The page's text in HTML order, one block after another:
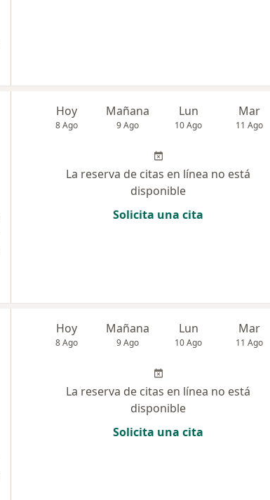
Hoy
8 Ago
Mañana
9 Ago
Lun
10 Ago
Mar
11 Ago
La reserva de citas en línea no está
disponible
Solicita una cita
Hoy
8 Ago
Mañana
9 Ago
Lun
10 Ago
Mar
11 Ago
La reserva de citas en línea no está
disponible
Solicita una cita